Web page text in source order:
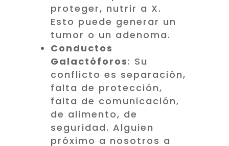
proteger, nutrir a X.
Esto puede generar un
tumor o un adenoma.
Conductos
Galactóforos: Su
conflicto es separación,
falta de protección,
falta de comunicación,
de alimento, de
seguridad. Alguien
próximo a nosotros a